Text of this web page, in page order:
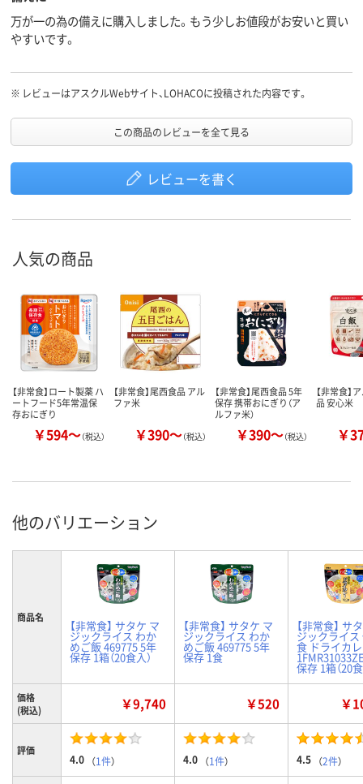
万が一の為の備えに購入しました。もう少しお値段がお安いと買い
やすいです。
※ レビューはアスクルWebサイト、LOHACOに投稿された内容です。
この商品のレビューを全て見る
レビューを書く
人気の商品
【非常食】ロート製薬 ハ
ートフード5年常温保
存おにぎり
￥594～（税込）
【非常食】尾西食品 アル
ファ米
￥390～（税込）
【非常食】尾西食品 5年
保存 携帯おにぎり（ア
ルファ米）
￥390～（税込）
【非常食】
品 安心米
￥
他のバリエーション
商品名
【非常食】 サタケ マ
ジックライス わか
めご飯 469775 5年
保存 1箱（20食入）
【非常食】 サタケ マ
ジックライス わか
めご飯 469775 5年
保存 1食
【非常食】 サ
ジックライス
食 ドライカ
保存 1箱（20食
価格
(税込)
￥9,740 ￥520 ￥
評価
4.0 （1件） 4.0 （1件） 4.5 （2件）